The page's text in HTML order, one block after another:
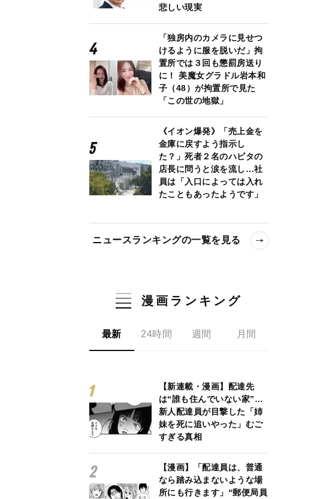
悲しい現実
「独房内のカメラに見せつ
けるように服を脱いだ」拘
置所では３回も懲罰房送り
に！ 美魔女グラドル岩本和
子（48）が拘置所で見た
「この世の地獄」
《イオン爆発》「売上金を
金庫に戻すよう指示し
た？」死者２名のハビタの
店長に問うと涙を流し…社
員は「入口によっては入れ
たこともあったようです」
ニュースランキングの一覧を見る
漫画ランキング
最新 24時間 週間 月間
【新連載・漫画】配達先
は“誰も住んでいない家”…
新人配達員が目撃した「姉
妹を死に追いやった」むご
すぎる真相
【漫画】「配達員は、普通
なら踏み込まないような場
所にも行きます」“郵便局員